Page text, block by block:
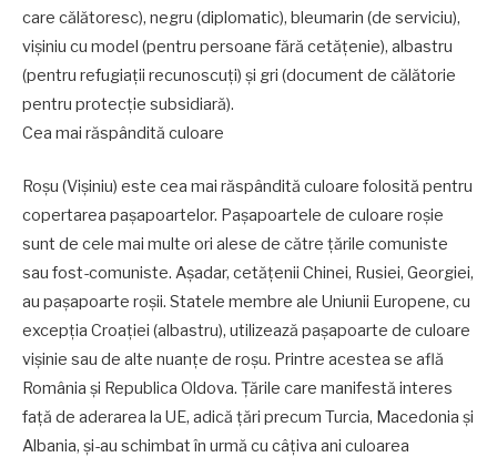
care călătoresc), negru (diplomatic), bleumarin (de serviciu),
vişiniu cu model (pentru persoane fără cetăţenie), albastru
(pentru refugiaţii recunoscuţi) şi gri (document de călătorie
pentru protecţie subsidiară).
Cea mai răspândită culoare
Roşu (Vişiniu) este cea mai răspândită culoare folosită pentru
copertarea paşapoartelor. Paşapoartele de culoare roşie
sunt de cele mai multe ori alese de către ţările comuniste
sau fost-comuniste. Aşadar, cetăţenii Chinei, Rusiei, Georgiei,
au paşapoarte roşii. Statele membre ale Uniunii Europene, cu
excepţia Croaţiei (albastru), utilizează paşapoarte de culoare
vişinie sau de alte nuanţe de roşu. Printre acestea se află
România și Republica Oldova. Ţările care manifestă interes
faţă de aderarea la UE, adică ţări precum Turcia, Macedonia şi
Albania, şi-au schimbat în urmă cu câţiva ani culoarea